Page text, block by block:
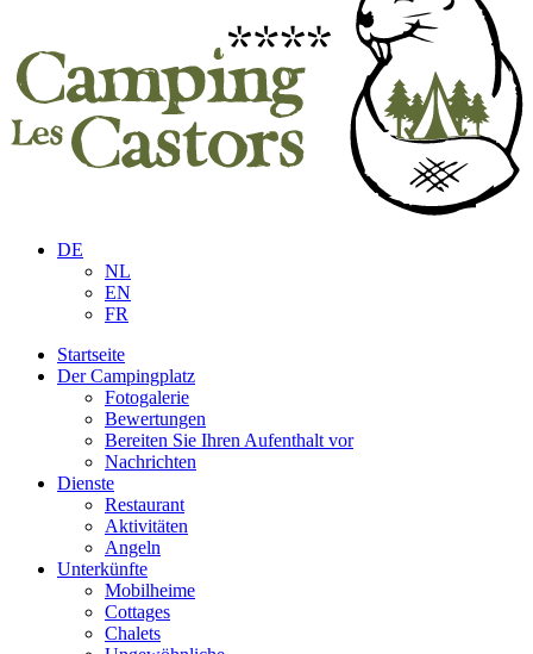
DE
NL
EN
FR
Startseite
Der Campingplatz
Fotogalerie
Bewertungen
Bereiten Sie Ihren Aufenthalt vor
Nachrichten
Dienste
Restaurant
Aktivitäten
Angeln
Unterkünfte
Mobilheime
Cottages
Chalets